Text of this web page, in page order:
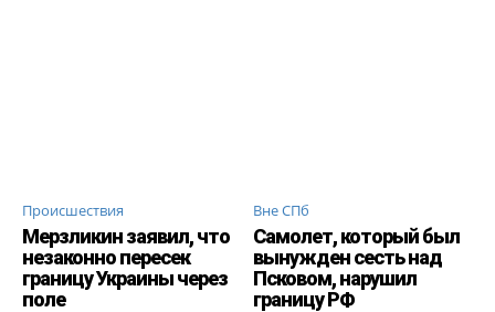
Происшествия
Мерзликин заявил, что
незаконно пересек
границу Украины через
поле
Вне СПб
Самолет, который был
вынужден сесть над
Псковом, нарушил
границу РФ